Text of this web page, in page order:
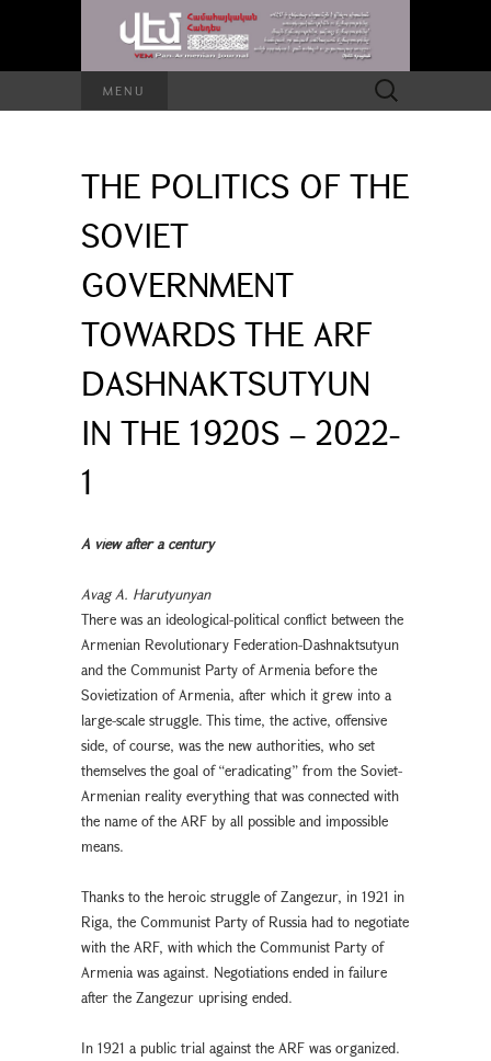
MENU
Search
for:
THE POLITICS OF THE
SOVIET
GOVERNMENT
TOWARDS THE ARF
DASHNAKTSUTYUN
IN THE 1920S – 2022-
1
A view after a century
Avag A. Harutyunyan
There was an ideological-political conflict between the
Armenian Revolutionary Federation-Dashnaktsutyun
and the Communist Party of Armenia before the
Sovietization of Armenia, after which it grew into a
large-scale struggle. This time, the active, offensive
side, of course, was the new authorities, who set
themselves the goal of “eradicating” from the Soviet-
Armenian reality everything that was connected with
the name of the ARF by all possible and impossible
means.
Thanks to the heroic struggle of Zangezur, in 1921 in
Riga, the Communist Party of Russia had to negotiate
with the ARF, with which the Communist Party of
Armenia was against. Negotiations ended in failure
after the Zangezur uprising ended.
In 1921 a public trial against the ARF was organized.